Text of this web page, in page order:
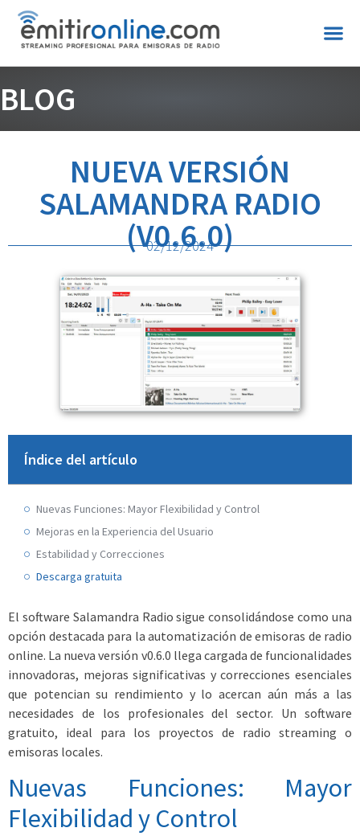
BLOG
NUEVA VERSIÓN
SALAMANDRA RADIO
(V0.6.0)
02/12/2024
Índice del artículo
Nuevas Funciones: Mayor Flexibilidad y Control
Mejoras en la Experiencia del Usuario
Estabilidad y Correcciones
Descarga gratuita
El software Salamandra Radio sigue consolidándose como una
opción destacada para la automatización de emisoras de radio
online. La nueva versión v0.6.0 llega cargada de funcionalidades
innovadoras, mejoras significativas y correcciones esenciales
que potencian su rendimiento y lo acercan aún más a las
necesidades de los profesionales del sector. Un software
gratuito, ideal para los proyectos de radio streaming o
emisoras locales.
Nuevas Funciones: Mayor
Flexibilidad y Control